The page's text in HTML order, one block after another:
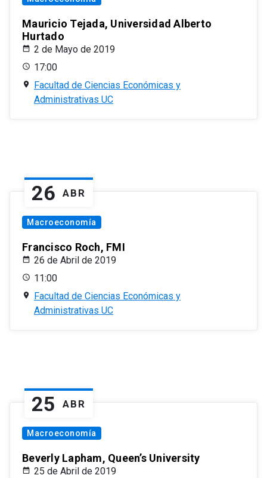
Mauricio Tejada, Universidad Alberto
Hurtado
2 de Mayo de 2019
17:00
Facultad de Ciencias Económicas y
Administrativas UC
26 ABR
Macroeconomía
Francisco Roch, FMI
26 de Abril de 2019
11:00
Facultad de Ciencias Económicas y
Administrativas UC
25 ABR
Macroeconomía
Beverly Lapham, Queen’s University
25 de Abril de 2019